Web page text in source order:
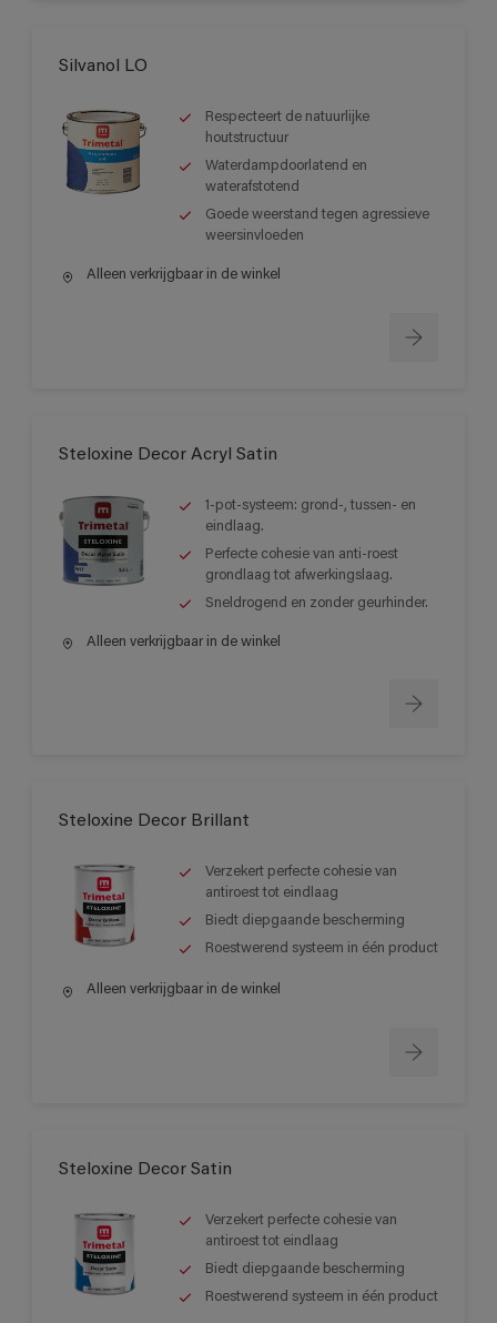
Silvanol LO
Respecteert de natuurlijke
houtstructuur
Waterdampdoorlatend en
waterafstotend
Goede weerstand tegen agressieve
weersinvloeden
Alleen verkrijgbaar in de winkel
Steloxine Decor Acryl Satin
1-pot-systeem: grond-, tussen- en
eindlaag.
Perfecte cohesie van anti-roest
grondlaag tot afwerkingslaag.
Sneldrogend en zonder geurhinder.
Alleen verkrijgbaar in de winkel
Steloxine Decor Brillant
Verzekert perfecte cohesie van
antiroest tot eindlaag
Biedt diepgaande bescherming
Roestwerend systeem in één product
Alleen verkrijgbaar in de winkel
Steloxine Decor Satin
Verzekert perfecte cohesie van
antiroest tot eindlaag
Biedt diepgaande bescherming
Roestwerend systeem in één product